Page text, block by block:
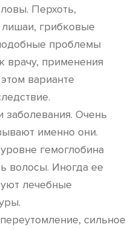
Перхоть,
грибковые
проблемы
врачу, применения
варианте
заболевания. Очень
именно они.
гемоглобина
волосы. Иногда ее
лечебные
сильное